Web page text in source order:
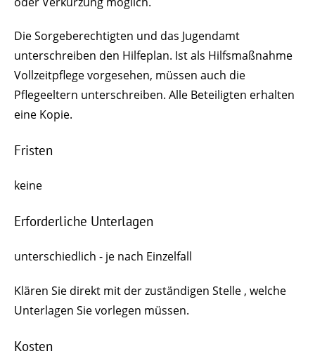
Die Sorgeberechtigten und das Jugendamt
unterschreiben den Hilfeplan. Ist als Hilfsmaßnahme
Vollzeitpflege vorgesehen, müssen auch die
Pflegeeltern unterschreiben. Alle Beteiligten erhalten
eine Kopie.
Fristen
keine
Erforderliche Unterlagen
unterschiedlich - je nach Einzelfall
Klären Sie direkt mit der zuständigen Stelle , welche
Unterlagen Sie vorlegen müssen.
Kosten